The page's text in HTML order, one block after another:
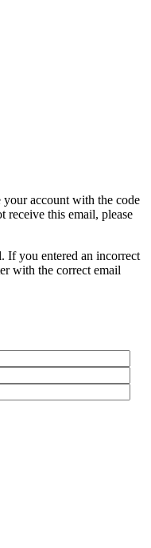
account with the code
receive this email, please
If you entered an incorrect
with the correct email